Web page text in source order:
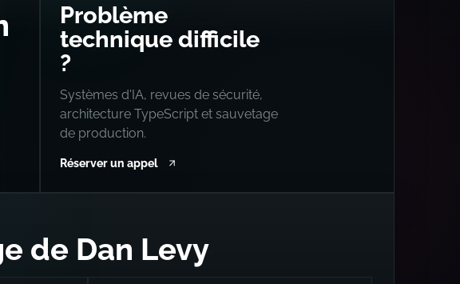
on Mastodon
Problème
technique difficile
?
Systèmes d'IA, revues de sécurité,
architecture TypeScript et sauvetage
de production.
Réserver un appel
de Dan Levy